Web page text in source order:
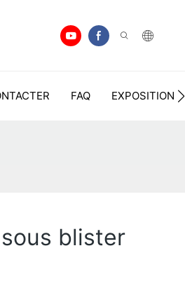
FAQ EXPOSITION
blister